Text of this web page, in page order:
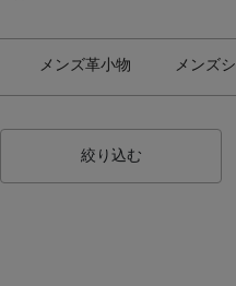
メンズ革小物 メンズ
絞り込む